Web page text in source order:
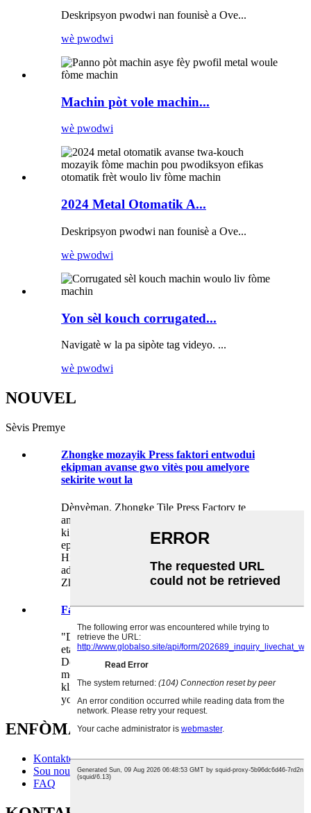
Deskripsyon pwodwi nan founisè a Ove...
wè pwodwi
Machin pòt vole machin...
wè pwodwi
2024 Metal Otomatik A...
Deskripsyon pwodwi nan founisè a Ove...
wè pwodwi
Yon sèl kouch corrugated...
Navigatè w la pa sipòte tag videyo. ...
wè pwodwi
NOUVEL
Sèvis Premye
Zhongke mozayik Press faktori entwodui
ekipman avanse gwo vitès pou amelyore
sekirite wout la
Dènyèman, Zhongke Tile Press Factory te
anonse lansman yon ekipman avanse gwo vitès,
ki gen pou objaktif pou amelyore sekirite wout la
epi bay chofè yo plis pwoteksyon serye. Sa a
Highway Guardrail Roll Forming Machine
adopte teknoloji avanse poukont devlope pa
Zhongk...
Faktori nou an te delivre machin nan
"Doub kouch machin mozayik twati" make yon
etap enpòtan nan endistri machin konstriksyon.
Dènyèman, yon gwo kantite "double kouch
mozayik fòme machin" te avèk siksè delivre bay
kliyan atravè lemond, siyal kòmansman an nan
yon nouvo epòk nan teknoloji konstriksyon....
ENFÒMASYON
Kontakte nou
Sou nou
FAQ